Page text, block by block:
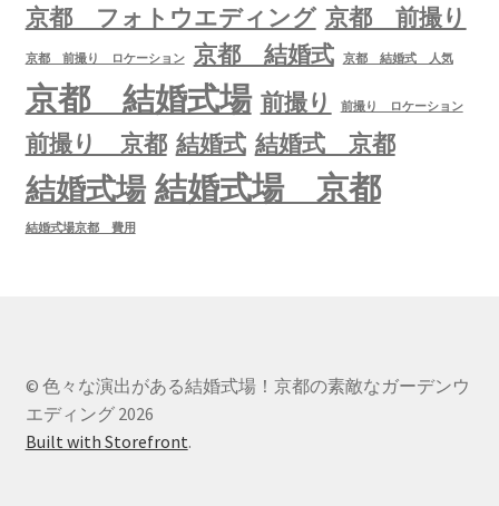
京都 フォトウエディング 京都 前撮り
京都 前撮り ロケーション 京都 結婚式 京都 結婚式 人気
京都 結婚式場 前撮り 前撮り ロケーション
前撮り 京都 結婚式 結婚式 京都
結婚式場 結婚式場 京都
結婚式場京都 費用
© 色々な演出がある結婚式場！京都の素敵なガーデンウ
エディング 2026
Built with Storefront.